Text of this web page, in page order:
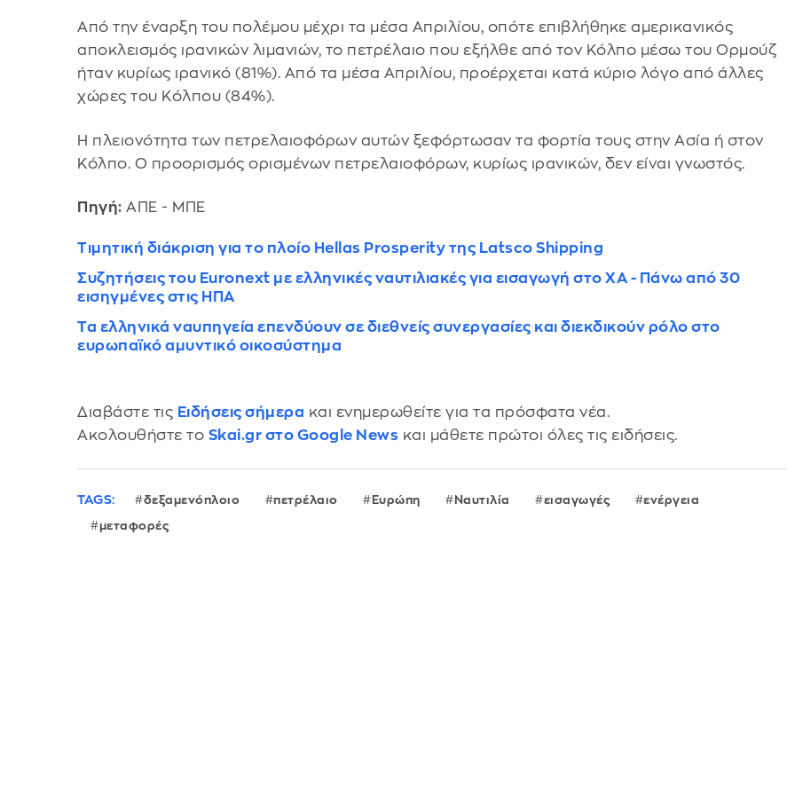
Από την έναρξη του πολέμου μέχρι τα μέσα Απριλίου, οπότε επιβλήθηκε αμερικανικός
αποκλεισμός ιρανικών λιμανιών, το πετρέλαιο που εξήλθε από τον Κόλπο μέσω του Ορμούζ
ήταν κυρίως ιρανικό (81%). Από τα μέσα Απριλίου, προέρχεται κατά κύριο λόγο από άλλες
χώρες του Κόλπου (84%).
Η πλειονότητα των πετρελαιοφόρων αυτών ξεφόρτωσαν τα φορτία τους στην Ασία ή στον
Κόλπο. Ο προορισμός ορισμένων πετρελαιοφόρων, κυρίως ιρανικών, δεν είναι γνωστός.
Πηγή: ΑΠΕ - ΜΠΕ
Τιμητική διάκριση για το πλοίο Hellas Prosperity της Latsco Shipping
Συζητήσεις του Euronext με ελληνικές ναυτιλιακές για εισαγωγή στο ΧΑ - Πάνω από 30
εισηγμένες στις ΗΠΑ
Τα ελληνικά ναυπηγεία επενδύουν σε διεθνείς συνεργασίες και διεκδικούν ρόλο στο
ευρωπαϊκό αμυντικό οικοσύστημα
Διαβάστε τις Ειδήσεις σήμερα και ενημερωθείτε για τα πρόσφατα νέα.
Ακολουθήστε το Skai.gr στο Google News και μάθετε πρώτοι όλες τις ειδήσεις.
TAGS: δεξαμενόπλοιο πετρέλαιο Ευρώπη Ναυτιλία εισαγωγές ενέργεια
μεταφορές